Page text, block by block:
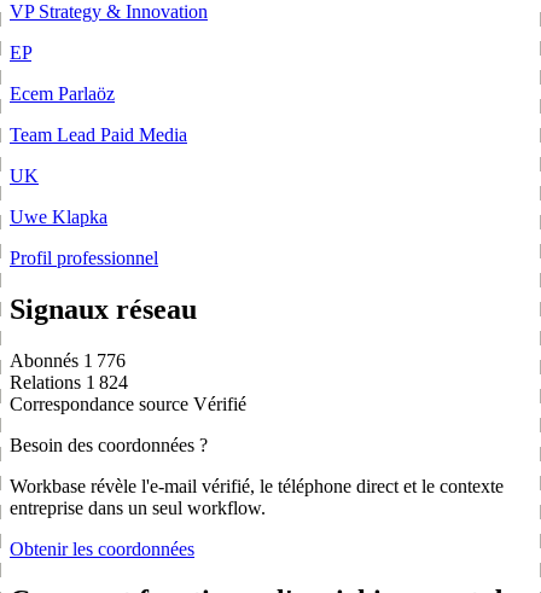
VP Strategy & Innovation
EP
Ecem Parlaöz
Team Lead Paid Media
UK
Uwe Klapka
Profil professionnel
Signaux réseau
Abonnés 1 776
Relations 1 824
Correspondance source Vérifié
Besoin des coordonnées ?
Workbase révèle l'e-mail vérifié, le téléphone direct et le contexte
entreprise dans un seul workflow.
Obtenir les coordonnées